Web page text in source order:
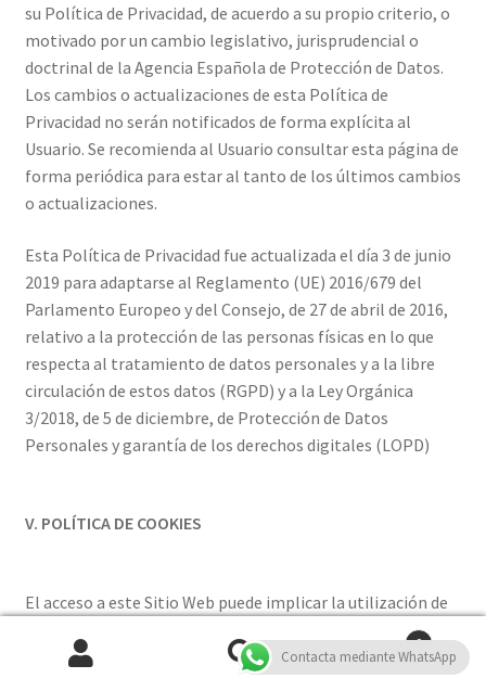
su Política de Privacidad, de acuerdo a su propio criterio, o
motivado por un cambio legislativo, jurisprudencial o
doctrinal de la Agencia Española de Protección de Datos.
Los cambios o actualizaciones de esta Política de
Privacidad no serán notificados de forma explícita al
Usuario. Se recomienda al Usuario consultar esta página de
forma periódica para estar al tanto de los últimos cambios
o actualizaciones.
Esta Política de Privacidad fue actualizada el día 3 de junio
2019 para adaptarse al Reglamento (UE) 2016/679 del
Parlamento Europeo y del Consejo, de 27 de abril de 2016,
relativo a la protección de las personas físicas en lo que
respecta al tratamiento de datos personales y a la libre
circulación de estos datos (RGPD) y a la Ley Orgánica
3/2018, de 5 de diciembre, de Protección de Datos
Personales y garantía de los derechos digitales (LOPD)
V. POLÍTICA DE COOKIES
El acceso a este Sitio Web puede implicar la utilización de
información que se almacenan en el navegador utilizado
0
Contacta mediante WhatsApp